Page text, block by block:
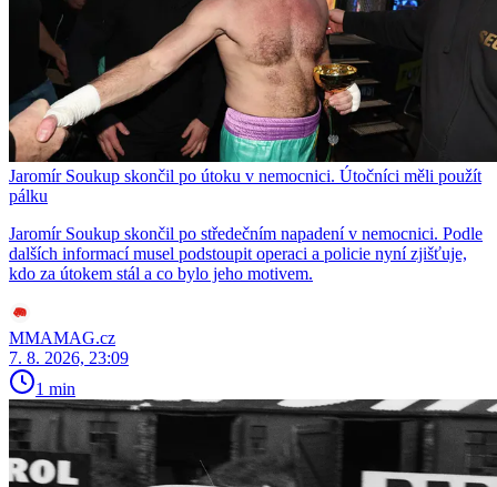
Jaromír Soukup skončil po útoku v nemocnici. Útočníci měli použít
pálku
Jaromír Soukup skončil po středečním napadení v nemocnici. Podle
dalších informací musel podstoupit operaci a policie nyní zjišťuje,
kdo za útokem stál a co bylo jeho motivem.
MMAMAG.cz
7. 8. 2026, 23:09
1 min